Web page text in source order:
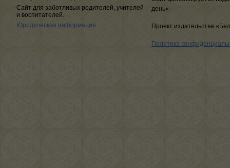
Сайт для заботливых родителей, учителей
и воспитателей.
Юридическая информация
день»
Проект издательства
Политика